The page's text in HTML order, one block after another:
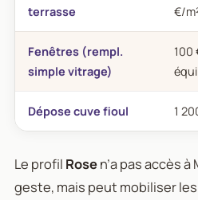
terrasse
€/
Fenêtres (rempl.
simple vitrage)
100
Dépose cuve fioul 1
Le profil Rosen’a pas accès à
geste, mais peut mobiliser les